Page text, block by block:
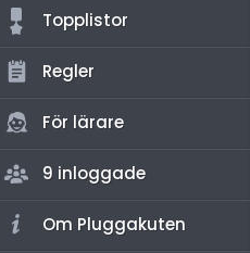
Topplistor
Regler
För lärare
9 inloggade
Om Pluggakuten